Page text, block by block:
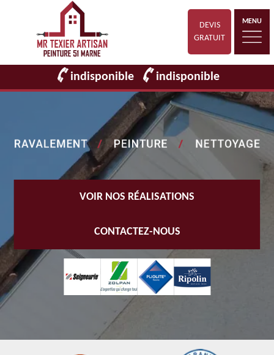
DEVIS
GRATUIT
MENU
indisponible indisponible
VOIR NOS RÉALISATIONS
CONTACTEZ-NOUS